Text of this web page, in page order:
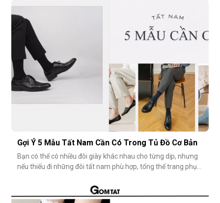
nhiêu là vừa đẹp? Nếu quá thấp, tất dễ bị tuột; nếu quá c
Gợi Ý 5 Mẫu Tất Nam Cần Có Trong Tủ Đồ Cơ Bản
Bạn có thể có nhiều đôi giày khác nhau cho từng dịp, nhưng
nếu thiếu đi những đôi tất nam phù hợp, tổng thể trang phục
nhỏ nhặt, nhưng lại góp phần định hình phong cách, nâng
tầm sự chỉn chu và thể hiện gu thẩm mỹ cá nhân một cách